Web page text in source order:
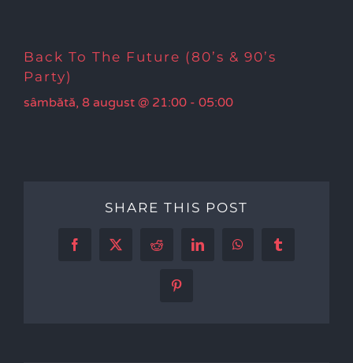
Back To The Future (80’s & 90’s
Party)
sâmbătă, 8 august @ 21:00 - 05:00
SHARE THIS POST
Facebook
X Reddit LinkedInWhatsAppTumblr
Pinterest